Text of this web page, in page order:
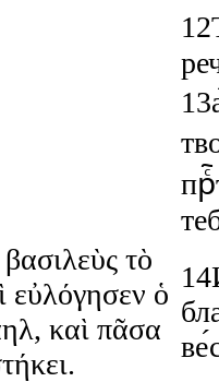
12
13
βασιλεὺς τὸ
εὐλόγησεν ὁ
, καὶ πᾶσα
.
14